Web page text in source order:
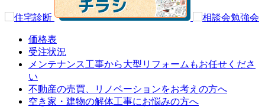
価格表
受注状況
メンテナンス工事から大型リフォームもお任せくださ
い
不動産の売買、リノベーションをお考えの方へ
空き家・建物の解体工事にお悩みの方へ